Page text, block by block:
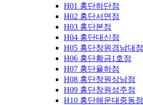
H01 홍단하단점
H02 홍단서면점
H03 홍단본점
H04 홍단대신점
H05 홍단창원경남대점
H06 홍단황금1호점
H07 홍단율하점
H08 홍단창원상남점
H09 홍단창원성주점
H10 홍단해운대중동점